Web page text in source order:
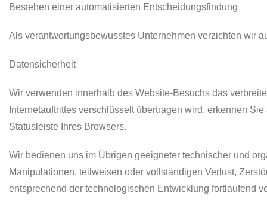
Bestehen einer automatisierten Entscheidungsfindung
Als verantwortungsbewusstes Unternehmen verzichten wir
Datensicherheit
Wir verwenden innerhalb des Website-Besuchs das
Internetauftrittes verschlüsselt übertragen wird, erkennen
Statusleiste Ihres Browsers.
Wir bedienen uns im Übrigen geeigneter technischer und
Manipulationen, teilweisen oder vollständigen Verlust,
entsprechend der technologischen Entwicklung fortlaufend